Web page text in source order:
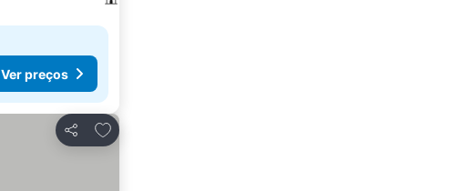
Ver preços
Partilhar
Adicionar aos favoritos